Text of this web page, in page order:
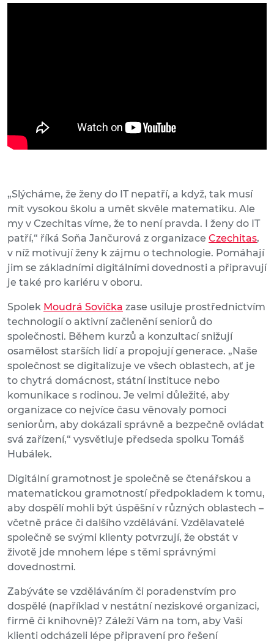
„Slýcháme, že ženy do IT nepatří, a když, tak musí
mít vysokou školu a umět skvěle matematiku. Ale
my v Czechitas víme, že to není pravda. I ženy do IT
patří,“ říká Soňa Jančurová z organizace Czechitas,
v níž motivují ženy k zájmu o technologie. Pomáhají
jim se základními digitálními dovednosti a připravují
je také pro kariéru v oboru.
Spolek Moudrá Sovička zase usiluje prostřednictvím
technologií o aktivní začlenění seniorů do
společnosti. Během kurzů a konzultací snižují
osamělost starších lidí a propojují generace. „Naše
společnost se digitalizuje ve všech oblastech, ať je
to chytrá domácnost, státní instituce nebo
komunikace s rodinou. Je velmi důležité, aby
organizace co nejvíce času věnovaly pomoci
seniorům, aby dokázali správně a bezpečně ovládat
svá zařízení,“ vysvětluje předseda spolku Tomáš
Hubálek.
Digitální gramotnost je společně se čtenářskou a
matematickou gramotností předpokladem k tomu,
aby dospělí mohli být úspěšní v různých oblastech –
včetně práce či dalšího vzdělávání. Vzdělavatelé
společně se svými klienty potvrzují, že obstát v
životě jde mnohem lépe s těmi správnými
dovednostmi.
Zabýváte se vzděláváním či poradenstvím pro
dospělé (například v nestátní neziskové organizaci,
firmě či knihovně)? Záleží Vám na tom, aby Vaši
klienti odcházeli lépe připravení pro řešení